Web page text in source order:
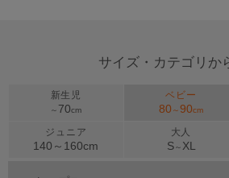
サイズ・カテゴリか
新生児
～ 70cm
ベビー
80 ～90cm
ジュニア
140～ 160cm
大人
S～ XL